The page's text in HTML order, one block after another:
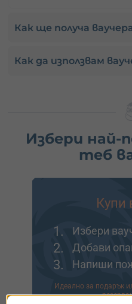
Как ще получа
Как да използвам
Избери най-
теб
Купи
1. Избери
2. Добави
3. Напиши
Идеално за подарък